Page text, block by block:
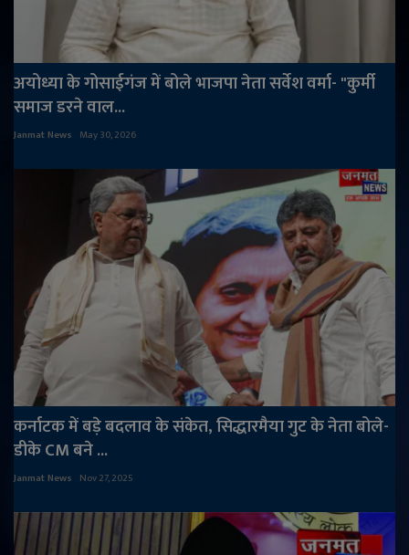
अयोध्या के गोसाईगंज में बोले भाजपा नेता सर्वेश वर्मा- "कुर्मी
समाज डरने वाल...
Janmat News May 30, 2026
कर्नाटक में बड़े बदलाव के संकेत, सिद्धारमैया गुट के नेता बोले-
डीके CM बने ...
Janmat News Nov 27, 2025